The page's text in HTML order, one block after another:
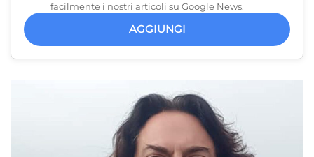
facilmente i nostri articoli su Google News.
AGGIUNGI